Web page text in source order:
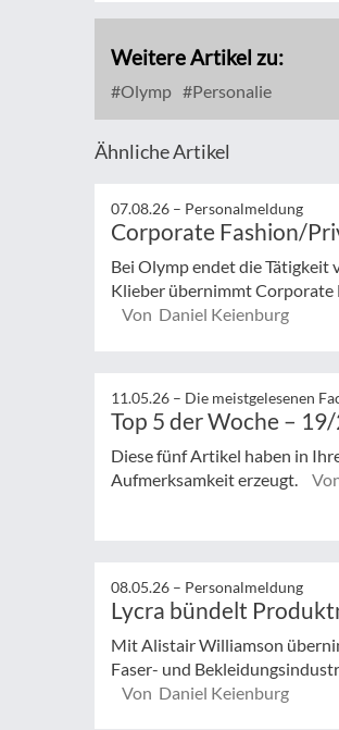
Weitere Artikel zu:
Olymp Personalie
Ähnliche Artikel
07.08.26 – Personalmeldung
Corporate Fashion/
Bei Olymp endet die Tätigkeit
Klieber übernimmt Corporate
Von Daniel Keienburg
11.05.26 – Die meistgelesenen
Top 5 der Woche –
Diese fünf Artikel haben in
Aufmerksamkeit erzeugt.
08.05.26 – Personalmeldung
Lycra bündelt
Mit Alistair Williamson
Faser- und
Von Daniel Keienburg